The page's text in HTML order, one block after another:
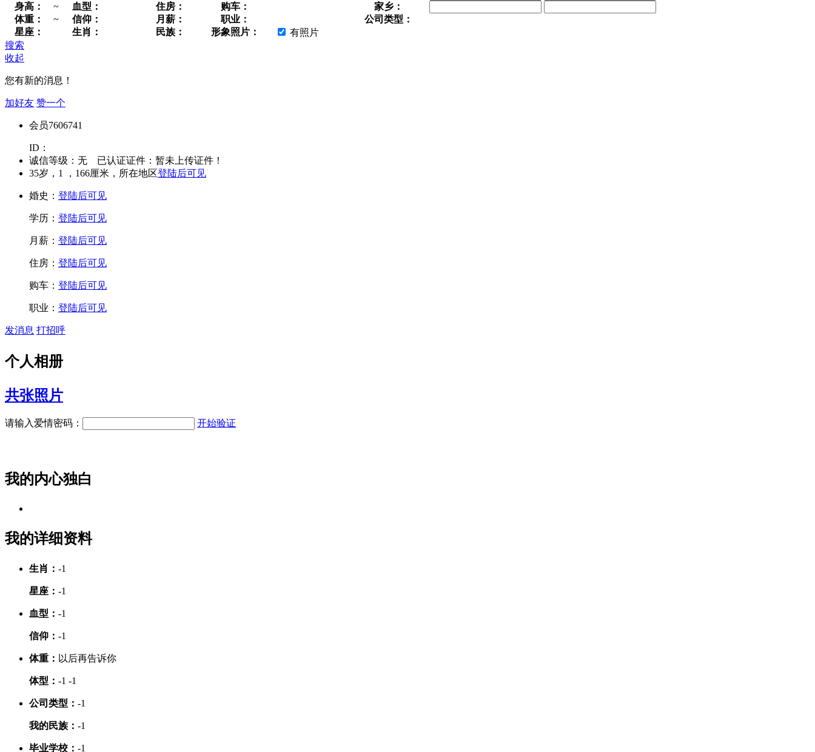
身高：
~ 血型： 住房： 购车：
家乡：
体重：
~ 信仰： 月薪： 职业：
公司类型：
星座：
生肖： 民族： 形象照片：
有照片
搜索
收起
您有新的消息！
加好友 赞一个
会员7606741
ID：
诚信等级： 无 已认证证件： 暂未上传证件！
35岁， 1 ， 166厘米，所在地区登陆后可见
婚史： 登陆后可见
学历： 登陆后可见
月薪： 登陆后可见
住房： 登陆后可见
购车： 登陆后可见
职业： 登陆后可见
发消息 打招呼
个人相册
共张照片
请输入爱情密码： 开始验证
我的内心独白
我的详细资料
生肖： -1
星座： -1
血型： -1
信仰： -1
体重： 以后再告诉你
体型： -1 -1
公司类型： -1
我的民族： -1
毕业学校： -1